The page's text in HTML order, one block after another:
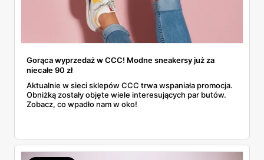
Gorąca wyprzedaż w CCC! Modne sneakersy już za
niecałe 90 zł
Aktualnie w sieci sklepów CCC trwa wspaniała promocja.
Obniżką zostały objęte wiele interesujących par butów.
Zobacz, co wpadło nam w oko!